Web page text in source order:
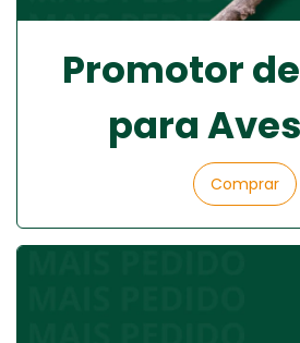
Promotor
para
Comprar